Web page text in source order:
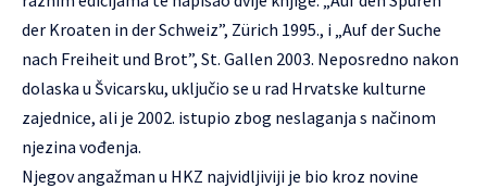
der Kroaten in der Schweiz”, Zürich 1995., i „Auf der Suche
nach Freiheit und Brot”, St. Gallen 2003. Neposredno nakon
dolaska u Švicarsku, uključio se u rad Hrvatske kulturne
zajednice, ali je 2002. istupio zbog neslaganja s načinom
njezina vođenja.
Njegov angažman u HKZ najvidljiviji je bio kroz novine